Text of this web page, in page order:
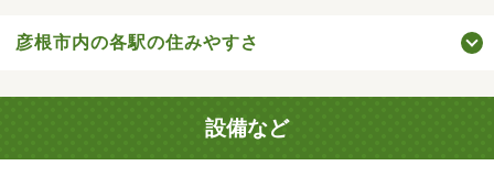
彦根市内の各駅の住みやすさ
設備など